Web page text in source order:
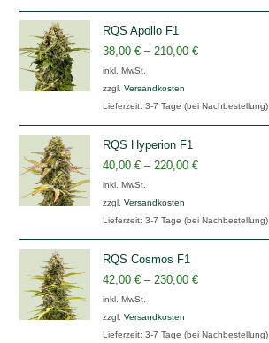
RQS Apollo F1
38,00€ –210,00€
inkl. MwSt.
zzgl.Versandkosten
Lieferzeit:3-7 Tage (bei Nachbestellung)
RQS Hyperion F1
40,00€ –220,00€
inkl. MwSt.
zzgl.Versandkosten
Lieferzeit:3-7 Tage (bei Nachbestellung)
RQS Cosmos F1
42,00€ –230,00€
inkl. MwSt.
zzgl.Versandkosten
Lieferzeit:3-7 Tage (bei Nachbestellung)